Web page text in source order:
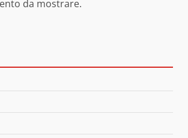
da mostrare.